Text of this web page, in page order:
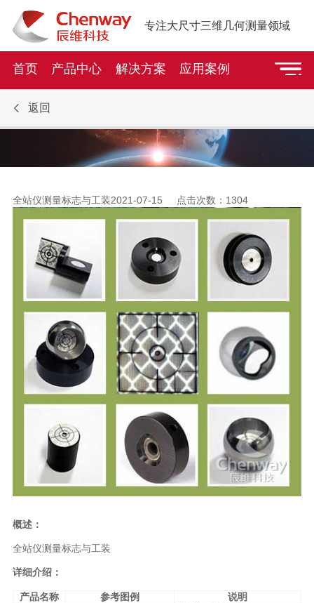
专注大尺寸三维几何测量领域
首页 产品中心 解决方案 应用案例
返回
全站仪测量标志与工装2021-07-15 点击次数： 1304
概述：
全站仪测量标志与工装
详细介绍：
产品名称 参考图例 说明